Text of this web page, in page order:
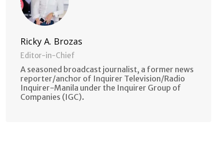
Ricky A. Brozas
Editor-in-Chief
A seasoned broadcast journalist, a former news
reporter/anchor of Inquirer Television/Radio
Inquirer-Manila under the Inquirer Group of
Companies (IGC).